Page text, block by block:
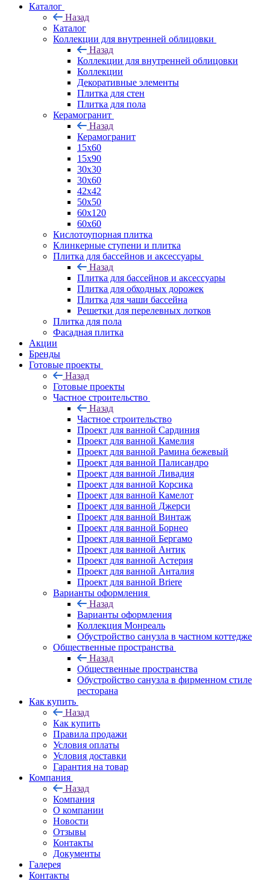
Каталог
Назад
Каталог
Коллекции для внутренней облицовки
Назад
Коллекции для внутренней облицовки
Коллекции
Декоративные элементы
Плитка для стен
Плитка для пола
Керамогранит
Назад
Керамогранит
15х60
15x90
30х30
30х60
42х42
50х50
60х120
60х60
Кислотоупорная плитка
Клинкерные ступени и плитка
Плитка для бассейнов и аксессуары
Назад
Плитка для бассейнов и аксессуары
Плитка для обходных дорожек
Плитка для чаши бассейна
Решетки для перелевных лотков
Плитка для пола
Фасадная плитка
Акции
Бренды
Готовые проекты
Назад
Готовые проекты
Частное строительство
Назад
Частное строительство
Проект для ванной Сардиния
Проект для ванной Камелия
Проект для ванной Рамина бежевый
Проект для ванной Палисандро
Проект для ванной Ливадия
Проект для ванной Корсика
Проект для ванной Камелот
Проект для ванной Джерси
Проект для ванной Винтаж
Проект для ванной Борнео
Проект для ванной Бергамо
Проект для ванной Антик
Проект для ванной Астерия
Проект для ванной Анталия
Проект для ванной Briere
Варианты оформления
Назад
Варианты оформления
Коллекция Монреаль
Обустройство санузла в частном коттедже
Общественные пространства
Назад
Общественные пространства
Обустройство санузла в фирменном стиле
ресторана
Как купить
Назад
Как купить
Правила продажи
Условия оплаты
Условия доставки
Гарантия на товар
Компания
Назад
Компания
О компании
Новости
Отзывы
Контакты
Документы
Галерея
Контакты